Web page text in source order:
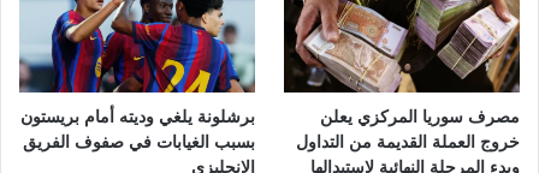
مصرف سوريا المركزي يعلن
خروج العملة القديمة من التداول
وبدء المرحلة النهائية لاستبدالها
برشلونة يلغي وديته أمام بريستون
بسبب الغيابات في صفوف الفريق
الإنجليزي